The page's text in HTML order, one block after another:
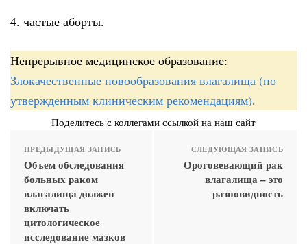
4. частые аборты.
Непрерывное медицинское образование:
Злокачественные новообразования влагалища (по
утвержденным клиническим рекомендациям).
Поделитесь с коллегами ссылкой на наш сайт
ПРЕДЫДУЩАЯ ЗАПИСЬ
Объем обследования
больных раком
влагалища должен
включать
цитологическое
исследование мазков
СЛЕДУЮЩАЯ ЗАПИСЬ
Ороговевающий рак
влагалища – это
разновидность